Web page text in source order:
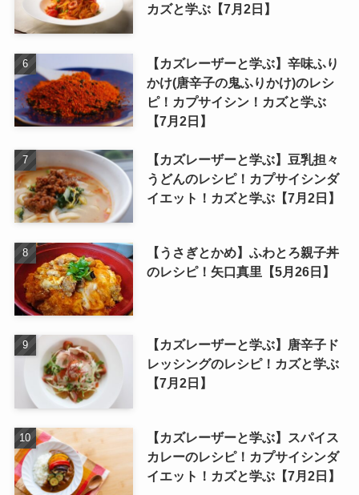
カズと学ぶ【7月2日】
【カズレーザーと学ぶ】辛味ふり
かけ(唐辛子の鬼ふりかけ)のレシ
ピ！カプサイシン！カズと学ぶ
【7月2日】
【カズレーザーと学ぶ】豆乳担々
うどんのレシピ！カプサイシンダ
イエット！カズと学ぶ【7月2日】
【うさぎとかめ】ふわとろ親子丼
のレシピ！矢口真里【5月26日】
【カズレーザーと学ぶ】唐辛子ド
レッシングのレシピ！カズと学ぶ
【7月2日】
【カズレーザーと学ぶ】スパイス
カレーのレシピ！カプサイシンダ
イエット！カズと学ぶ【7月2日】